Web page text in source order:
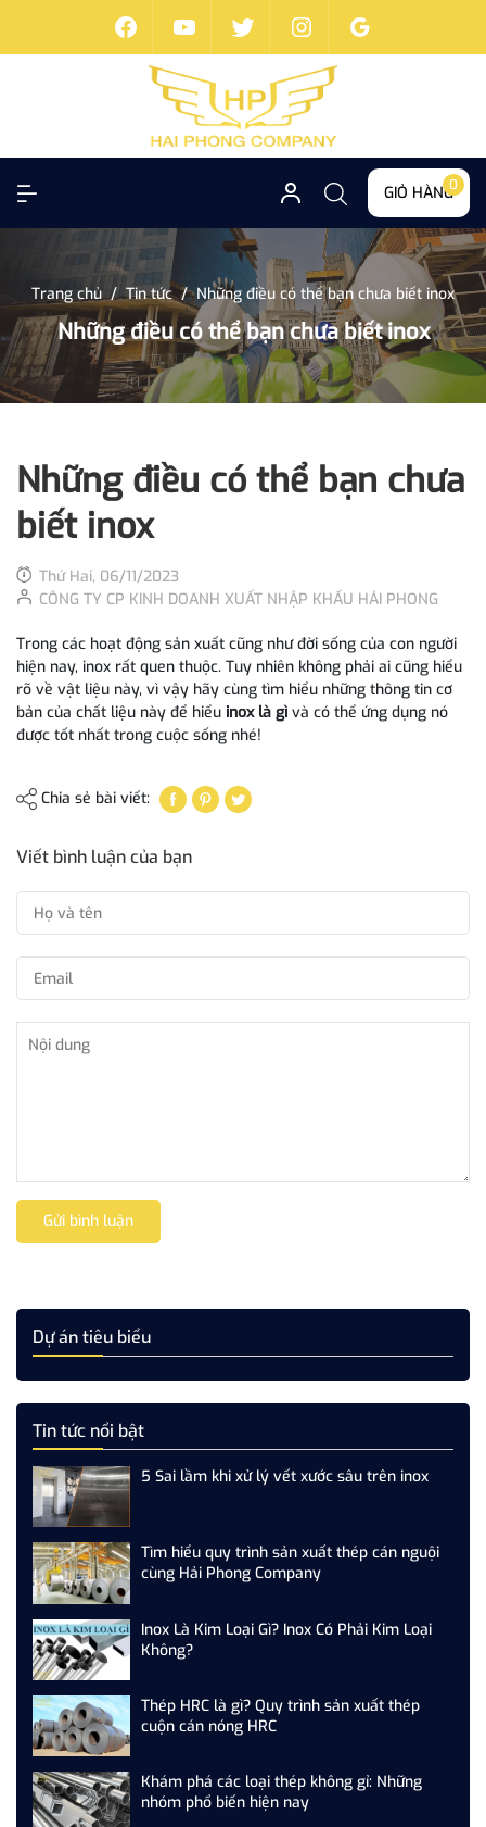
GIỎ HÀNG0
Trang chủ / Tin tức / Những điều có thể bạn chưa biết inox
Những điều có thể bạn chưa biết inox
Những điều có thể bạn chưa
biết inox
Thứ Hai, 06/11/2023
CÔNG TY CP KINH DOANH XUẤT NHẬP KHẨU HẢI PHONG
Trong các hoạt động sản xuất cũng như đời sống của con người
hiện nay, inox rất quen thuộc. Tuy nhiên không phải ai cũng hiểu
rõ về vật liệu này, vì vậy hãy cùng tìm hiểu những thông tin cơ
bản của chất liệu này để hiểu inox là gì và có thể ứng dụng nó
được tốt nhất trong cuộc sống nhé!
Chia sẻ bài viết:
Viết bình luận của bạn
Gửi bình luận
Dự án tiêu biểu
Tin tức nổi bật
5 Sai lầm khi xử lý vết xước sâu trên inox
Tìm hiểu quy trình sản xuất thép cán nguội
cùng Hải Phong Company
Inox Là Kim Loại Gì? Inox Có Phải Kim Loại
Không?
Thép HRC là gì? Quy trình sản xuất thép
cuộn cán nóng HRC
Khám phá các loại thép không gỉ: Những
nhóm phổ biến hiện nay